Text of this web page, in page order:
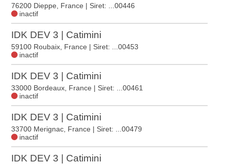
76200 Dieppe, France | Siret: ...00446
inactif
IDK DEV 3 | Catimini
59100 Roubaix, France | Siret: ...00453
inactif
IDK DEV 3 | Catimini
33000 Bordeaux, France | Siret: ...00461
inactif
IDK DEV 3 | Catimini
33700 Merignac, France | Siret: ...00479
inactif
IDK DEV 3 | Catimini